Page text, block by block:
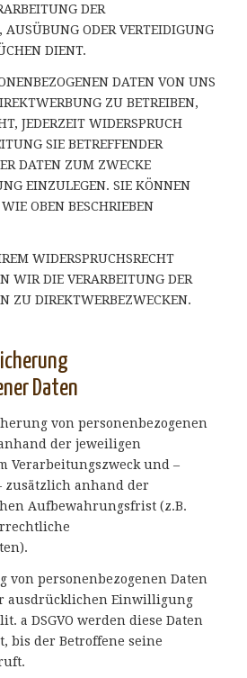
DER
ODER VERTEIDIGUNG
DIENT.
DATEN VON UNS
ZU BETREIBEN,
JEDERZEIT WIDERSPRUCH
SIE BETREFFENDER
DATEN ZUM ZWECKE
EINZULEGEN. SIE KÖNNEN
OBEN BESCHRIEBEN
WIDERSPRUCHSRECHT
WIR DIE VERARBEITUNG DER
ZU DIREKTWERBEZWECKEN.
Daten
von personenbezogenen
der jeweiligen
Verarbeitungszweck und –
zusätzlich anhand der
Aufbewahrungsfrist (z.B.
von personenbezogenen Daten
ausdrücklichen Einwilligung
a DSGVO werden diese Daten
bis der Betroffene seine